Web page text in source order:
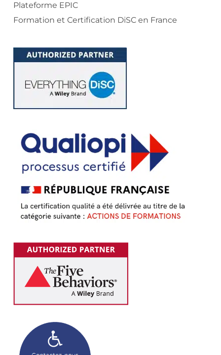
Plateforme EPIC
Formation et Certification DiSC en France